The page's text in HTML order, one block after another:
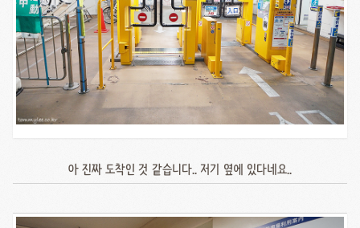
아 진짜 도착인 것 같습니다.. 저기 옆에 있다네요..